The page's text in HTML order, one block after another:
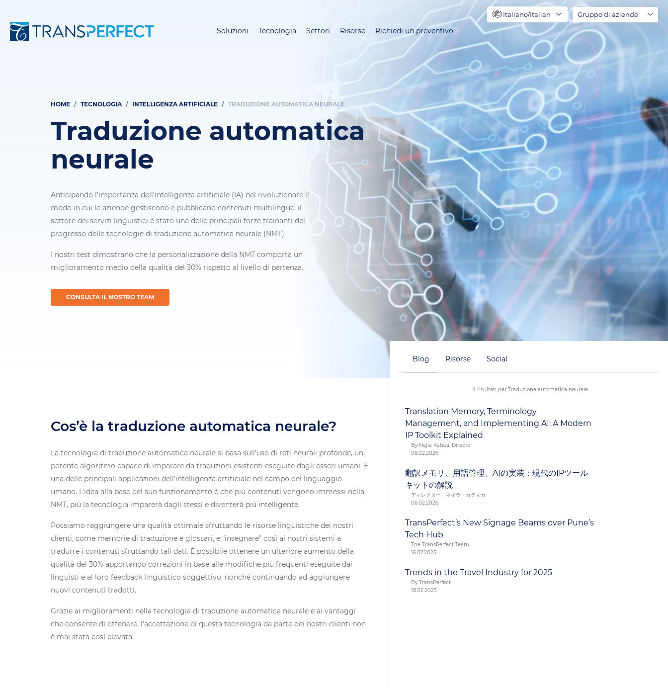
contenuto
Soluzioni Tecnologia Settori Risorse Richiedi un preventivo
Italiano/Italian Gruppo di aziende
Briciole
di
pane
HOME TECNOLOGIA INTELLIGENZA ARTIFICIALE TRADUZIONE AUTOMATICA NEURALE
Traduzione automatica
neurale
Anticipando l’importanza dell’intelligenza artificiale (IA) nel rivoluzionare il
modo in cui le aziende gestiscono e pubblicano contenuti multilingue, il
settore dei servizi linguistici è stato una delle principali forze trainanti del
progresso delle tecnologie di traduzione automatica neurale (NMT).
I nostri test dimostrano che la personalizzazione della NMT comporta un
miglioramento medio della qualità del 30% rispetto al livello di partenza.
CONSULTA IL NOSTRO TEAM
Cos’è la traduzione automatica neurale?
La tecnologia di traduzione automatica neurale si basa sull’uso di reti neurali profonde, un
potente algoritmo capace di imparare da traduzioni esistenti eseguite dagli esseri umani. È
una delle principali applicazioni dell’intelligenza artificiale nel campo del linguaggio
umano. L’idea alla base del suo funzionamento è che più contenuti vengono immessi nella
NMT, più la tecnologia imparerà dagli stessi e diventerà più intelligente.
Possiamo raggiungere una qualità ottimale sfruttando le risorse linguistiche dei nostri
clienti, come memorie di traduzione e glossari, e “insegnare” così ai nostri sistemi a
tradurre i contenuti sfruttando tali dati. È possibile ottenere un ulteriore aumento della
qualità del 30% apportando correzioni in base alle modifiche più frequenti eseguite dai
linguisti e al loro feedback linguistico soggettivo, nonché continuando ad aggiungere
nuovi contenuti tradotti.
Grazie ai miglioramenti nella tecnologia di traduzione automatica neurale e ai vantaggi
che consente di ottenere, l’accettazione di questa tecnologia da parte dei nostri clienti non
è mai stata così elevata.
Blog Risorse Social
4 risultati per Traduzione automatica neurale
Translation Memory, Terminology
Management, and Implementing AI: A Modern
IP Toolkit Explained
By Nejla Katica, Director
06.02.2026
翻訳メモリ、用語管理、AIの実装：現代のIPツール
キットの解説
ディレクター、ネイラ・カティカ
06.02.2026
TransPerfect’s New Signage Beams over Pune’s
Tech Hub
The TransPerfect Team
16.07.2025
Trends in the Travel Industry for 2025
By TransPerfect
18.02.2025